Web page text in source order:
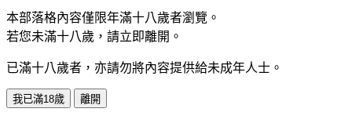
本部落格內容僅限年滿十八歲者瀏覽。
若您未滿十八歲，請立即離開。
已滿十八歲者，亦請勿將內容提供給未成年人士。
我已滿18歲 離開